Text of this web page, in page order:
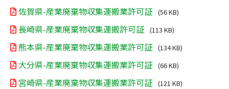
佐賀県-産業廃棄物収集運搬業許可証 (56 KB)
長崎県-産業廃棄物収集運搬許可証 (113 KB)
熊本県-産業廃棄物収集運搬業許可証 (134 KB)
大分県-産業廃棄物収集運搬業許可証 (66 KB)
宮崎県-産業廃棄物収集運搬業許可証 (121 KB)